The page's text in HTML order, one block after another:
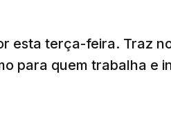
esta terça-feira. Traz
para quem trabalha e